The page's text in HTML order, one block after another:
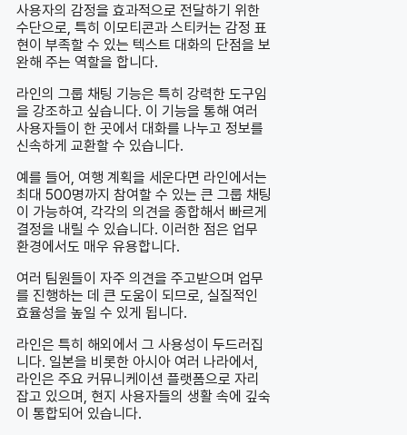
사용자의 감정을 효과적으로 전달하기 위한
수단으로, 특히 이모티콘과 스티커는 감정 표
현이 부족할 수 있는 텍스트 대화의 단점을 보
완해 주는 역할을 합니다.
라인의 그룹 채팅 기능은 특히 강력한 도구임
을 강조하고 싶습니다. 이 기능을 통해 여러
사용자들이 한 곳에서 대화를 나누고 정보를
신속하게 교환할 수 있습니다.
예를 들어, 여행 계획을 세운다면 라인에서는
최대 500명까지 참여할 수 있는 큰 그룹 채팅
이 가능하여, 각각의 의견을 종합해서 빠르게
결정을 내릴 수 있습니다. 이러한 점은 업무
환경에서도 매우 유용합니다.
여러 팀원들이 자주 의견을 주고받으며 업무
를 진행하는 데 큰 도움이 되므로, 실질적인
효율성을 높일 수 있게 됩니다.
라인은 특히 해외에서 그 사용성이 두드러집
니다. 일본을 비롯한 아시아 여러 나라에서,
라인은 주요 커뮤니케이션 플랫폼으로 자리
잡고 있으며, 현지 사용자들의 생활 속에 깊숙
이 통합되어 있습니다.